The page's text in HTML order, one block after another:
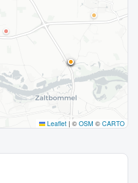
Leaflet | © OSM © CARTO